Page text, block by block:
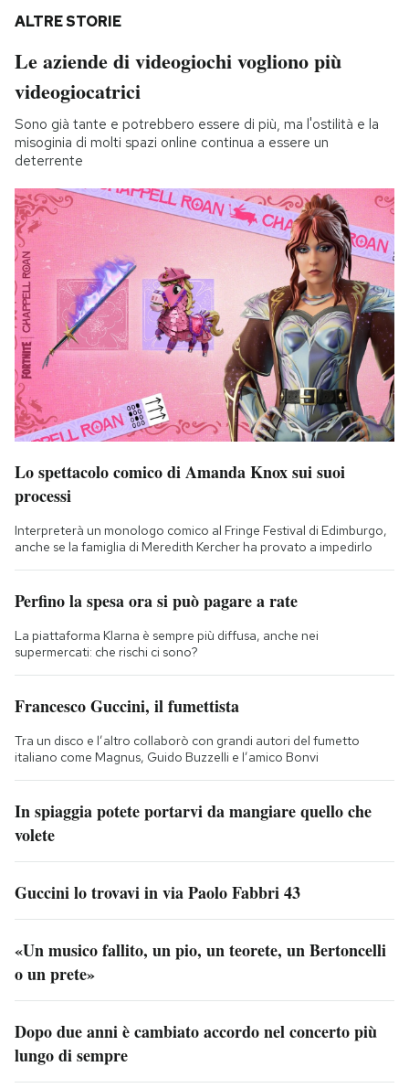
ALTRE STORIE
Le aziende di videogiochi vogliono più
videogiocatrici
Sono già tante e potrebbero essere di più, ma l'ostilità e la
misoginia di molti spazi online continua a essere un
deterrente
Lo spettacolo comico di Amanda Knox sui suoi
processi
Interpreterà un monologo comico al Fringe Festival di Edimburgo,
anche se la famiglia di Meredith Kercher ha provato a impedirlo
Perfino la spesa ora si può pagare a rate
La piattaforma Klarna è sempre più diffusa, anche nei
supermercati: che rischi ci sono?
Francesco Guccini, il fumettista
Tra un disco e l’altro collaborò con grandi autori del fumetto
italiano come Magnus, Guido Buzzelli e l’amico Bonvi
In spiaggia potete portarvi da mangiare quello che
volete
Guccini lo trovavi in via Paolo Fabbri 43
«Un musico fallito, un pio, un teorete, un Bertoncelli
o un prete»
Dopo due anni è cambiato accordo nel concerto più
lungo di sempre